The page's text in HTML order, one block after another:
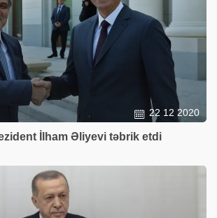
22 12 2020
İlham Əliyevi təbrik etdi